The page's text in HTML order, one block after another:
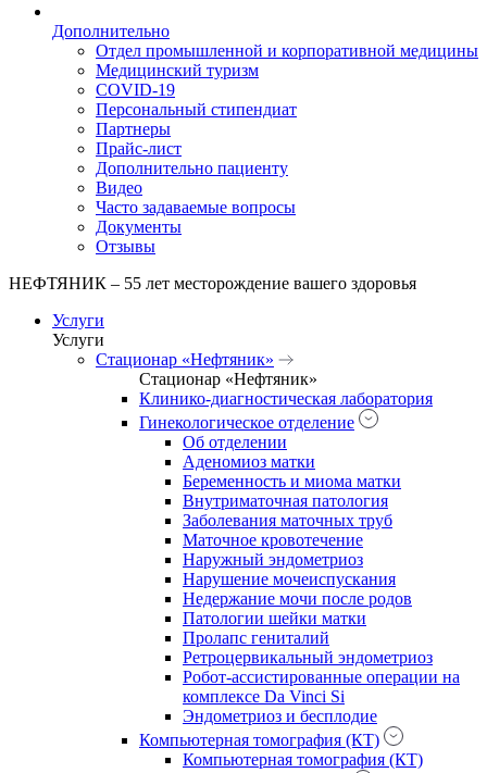
Дополнительно
Отдел промышленной и корпоративной медицины
Медицинский туризм
COVID-19
Персональный стипендиат
Партнеры
Прайс-лист
Дополнительно пациенту
Видео
Часто задаваемые вопросы
Документы
Отзывы
НЕФТЯНИК – 55 лет месторождение вашего здоровья
Услуги
Услуги
Стационар «Нефтяник»
Стационар «Нефтяник»
Клинико-диагностическая лаборатория
Гинекологическое отделение
Об отделении
Аденомиоз матки
Беременность и миома матки
Внутриматочная патология
Заболевания маточных труб
Маточное кровотечение
Наружный эндометриоз
Нарушение мочеиспускания
Недержание мочи после родов
Патологии шейки матки
Пролапс гениталий
Ретроцервикальный эндометриоз
Робот-ассистированные операции на
комплексе Da Vinci Si
Эндометриоз и бесплодие
Компьютерная томография (КТ)
Компьютерная томография (КТ)